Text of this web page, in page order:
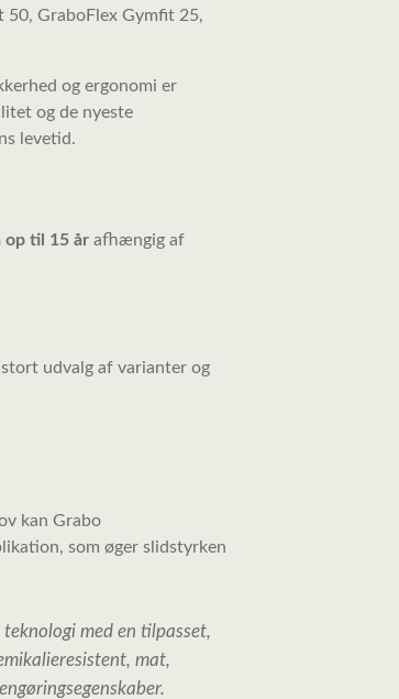
50, GraboFlex Gymfit 25,
og ergonomi er
og de nyeste
levetid.
op til 15 år afhængig af
udvalg af varianter og
kan Grabo
som øger slidstyrken
med en tilpasset,
mat,